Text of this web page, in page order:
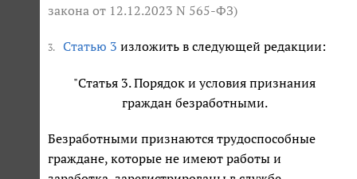
закона от 12.12.2023 N 565-ФЗ)
3. Статью 3 изложить в следующей редакции:
"Статья 3. Порядок и условия признания
граждан безработными.
Безработными признаются трудоспособные
граждане, которые не имеют работы и